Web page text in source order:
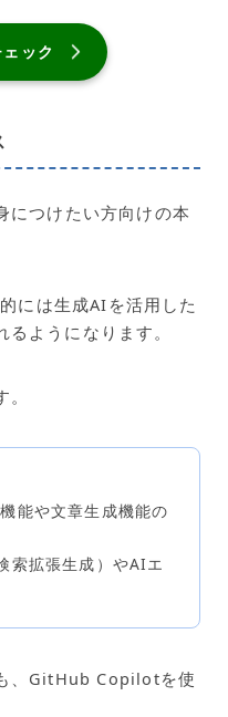
ック
につけたい方向けの本
には生成AIを活用した
ようになります。
能や文章生成機能の
索拡張生成）やAIエ
、GitHub Copilotを使